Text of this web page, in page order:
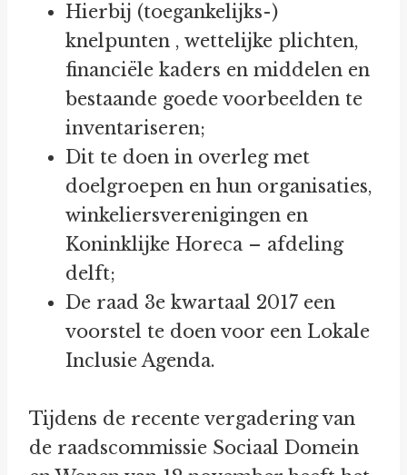
Hierbij (toegankelijks-)
knelpunten , wettelijke plichten,
financiële kaders en middelen en
bestaande goede voorbeelden te
inventariseren;
Dit te doen in overleg met
doelgroepen en hun organisaties,
winkeliersverenigingen en
Koninklijke Horeca – afdeling
delft;
De raad 3e kwartaal 2017 een
voorstel te doen voor een Lokale
Inclusie Agenda.
Tijdens de recente vergadering van
de raadscommissie Sociaal Domein